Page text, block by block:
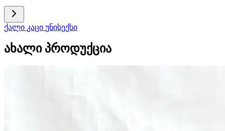
ქალი კაცი უნისექსი
ახალი პროდუქცია